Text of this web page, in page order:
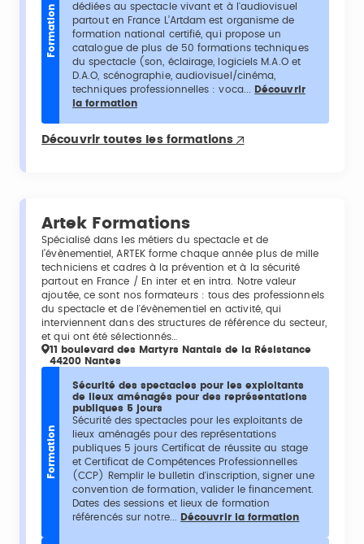
Formation
dédiées au spectacle vivant et à l'audiovisuel
partout en France L’Artdam est organisme de
formation national certifié, qui propose un
catalogue de plus de 50 formations techniques
du spectacle (son, éclairage, logiciels M.A.O et
D.A.O, scénographie, audiovisuel/cinéma,
techniques professionnelles : voca...
Découvrir
la formation
Découvrir toutes les formations
Artek Formations
Spécialisé dans les métiers du spectacle et de
l’évènementiel, ARTEK forme chaque année plus de mille
techniciens et cadres à la prévention et à la sécurité
partout en France / En inter et en intra. Notre valeur
ajoutée, ce sont nos formateurs : tous des professionnels
du spectacle et de l'évènementiel en activité, qui
interviennent dans des structures de référence du secteur,
et qui ont été sélectionnés…
11 boulevard des Martyrs Nantais de la Résistance
44200 Nantes
Formation
Sécurité des spectacles pour les exploitants
de lieux aménagés pour des représentations
publiques 5 jours
Sécurité des spectacles pour les exploitants de
lieux aménagés pour des représentations
publiques 5 jours Certificat de réussite au stage
et Certificat de Compétences Professionnelles
(CCP) Remplir le bulletin d'inscription, signer une
convention de formation, valider le financement.
Dates des sessions et lieux de formation
référencés sur notre...
Découvrir la formation